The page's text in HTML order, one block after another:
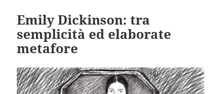
Emily Dickinson: tra
semplicità ed elaborate
metafore